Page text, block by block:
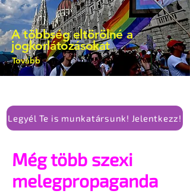
A többség eltörölné a
jogkorlátozásokat
Tovább
Legyél Te is munkatársunk! Jelentkezz!
Még több szexi
melegpropaganda